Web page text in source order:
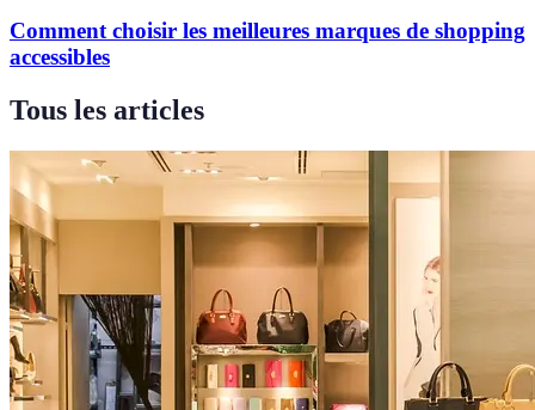
Comment choisir les meilleures marques de shopping
accessibles
Tous les articles